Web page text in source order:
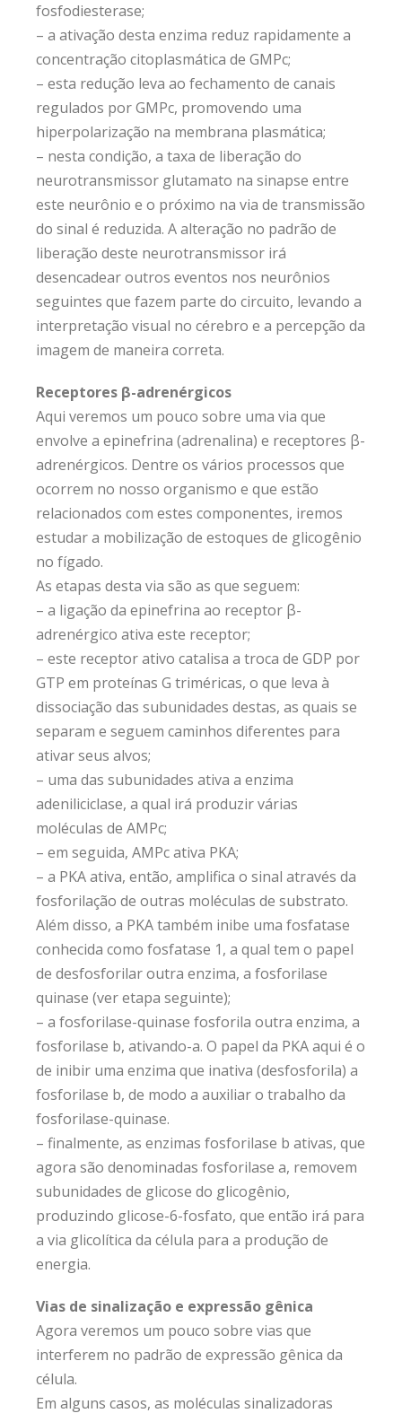
fosfodiesterase;
– a ativação desta enzima reduz rapidamente a
concentração citoplasmática de GMPc;
– esta redução leva ao fechamento de canais
regulados por GMPc, promovendo uma
hiperpolarização na membrana plasmática;
– nesta condição, a taxa de liberação do
neurotransmissor glutamato na sinapse entre
este neurônio e o próximo na via de transmissão
do sinal é reduzida. A alteração no padrão de
liberação deste neurotransmissor irá
desencadear outros eventos nos neurônios
seguintes que fazem parte do circuito, levando a
interpretação visual no cérebro e a percepção da
imagem de maneira correta.
Receptores β-adrenérgicos
Aqui veremos um pouco sobre uma via que
envolve a epinefrina (adrenalina) e receptores β-
adrenérgicos. Dentre os vários processos que
ocorrem no nosso organismo e que estão
relacionados com estes componentes, iremos
estudar a mobilização de estoques de glicogênio
no fígado.
As etapas desta via são as que seguem:
– a ligação da epinefrina ao receptor β-
adrenérgico ativa este receptor;
– este receptor ativo catalisa a troca de GDP por
GTP em proteínas G triméricas, o que leva à
dissociação das subunidades destas, as quais se
separam e seguem caminhos diferentes para
ativar seus alvos;
– uma das subunidades ativa a enzima
adeniliciclase, a qual irá produzir várias
moléculas de AMPc;
– em seguida, AMPc ativa PKA;
– a PKA ativa, então, amplifica o sinal através da
fosforilação de outras moléculas de substrato.
Além disso, a PKA também inibe uma fosfatase
conhecida como fosfatase 1, a qual tem o papel
de desfosforilar outra enzima, a fosforilase
quinase (ver etapa seguinte);
– a fosforilase-quinase fosforila outra enzima, a
fosforilase b, ativando-a. O papel da PKA aqui é o
de inibir uma enzima que inativa (desfosforila) a
fosforilase b, de modo a auxiliar o trabalho da
fosforilase-quinase.
– finalmente, as enzimas fosforilase b ativas, que
agora são denominadas fosforilase a, removem
subunidades de glicose do glicogênio,
produzindo glicose-6-fosfato, que então irá para
a via glicolítica da célula para a produção de
energia.
Vias de sinalização e expressão gênica
Agora veremos um pouco sobre vias que
interferem no padrão de expressão gênica da
célula.
Em alguns casos, as moléculas sinalizadoras